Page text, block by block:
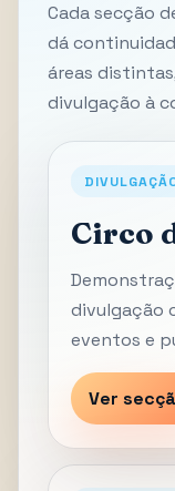
Cada secção
dá
áreas
divulgação à
Circo
divulgação
eventos e
Ver